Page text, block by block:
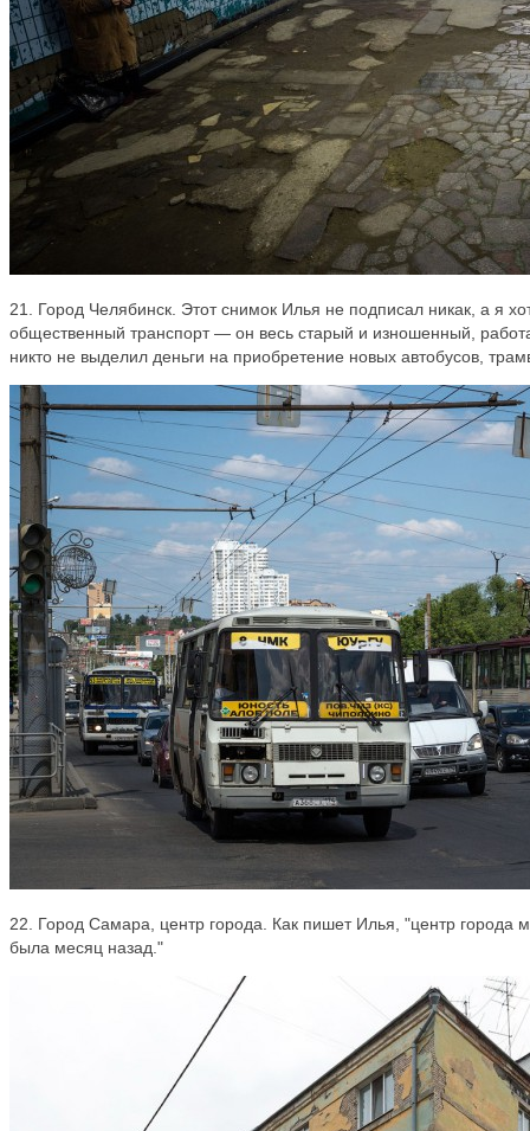
21. Город Челябинск. Этот снимок Илья не подписал никак, а я
общественный транспорт — он весь старый и изношенный,
никто не выделил деньги на приобретение новых автобусов,
22. Город Самара, центр города. Как пишет Илья, "центр города
была месяц назад."